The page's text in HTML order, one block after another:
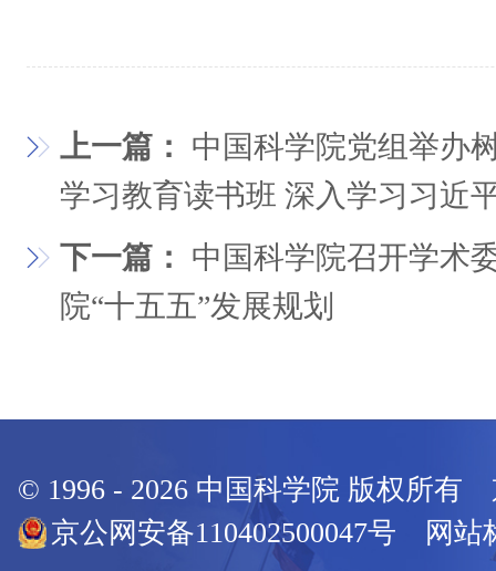
上一篇： 中国科学院党组举办
学习教育读书班 深入学习习近
下一篇： 中国科学院召开学术
院“十五五”发展规划
© 1996 - 2026 中国科学院 版权所有
京公网安备110402500047号 网站